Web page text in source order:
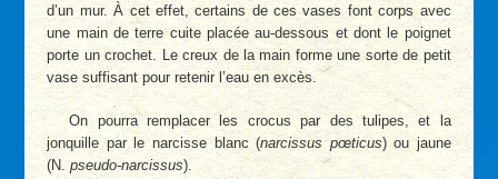
d’un mur. À cet effet, certains de ces vases font corps avec
une main de terre cuite placée au-dessous et dont le poignet
porte un crochet. Le creux de la main forme une sorte de petit
vase suffisant pour retenir l’eau en excès.
On pourra remplacer les crocus par des tulipes, et la
jonquille par le narcisse blanc (narcissus pœticus) ou jaune
(N.pseudo-narcissus).